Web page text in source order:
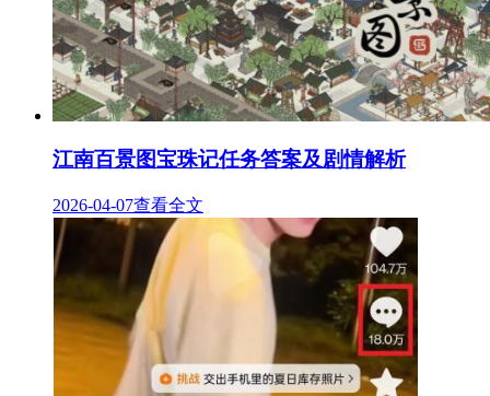
江南百景图宝珠记任务答案及剧情解析
2026-04-07查看全文